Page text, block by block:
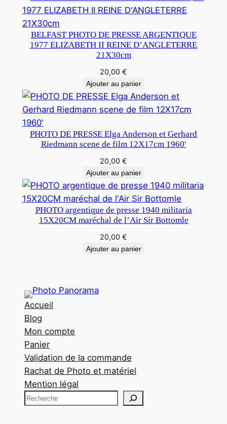
BELFAST PHOTO DE PRESSE ARGENTIQUE
1977 ELIZABETH II REINE D’ANGLETERRE
21X30cm
20,00 €
Ajouter au panier
PHOTO DE PRESSE Elga Anderson et Gerhard
Riedmann scene de film 12X17cm 1960′
20,00 €
Ajouter au panier
PHOTO argentique de presse 1940 militaria
15X20CM maréchal de l’Air Sir Bottomle
20,00 €
Ajouter au panier
Accueil
Blog
Mon compte
Panier
Validation de la commande
Rachat de Photo et matériel
Mention légal
R